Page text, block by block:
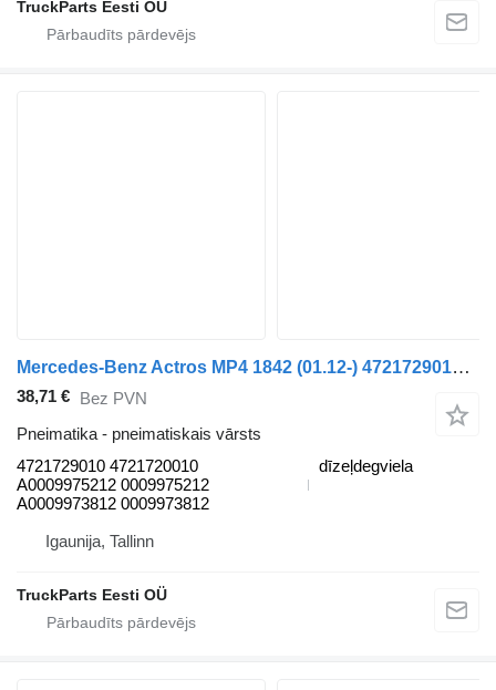
TruckParts Eesti OÜ
Mercedes-Benz Actros MP4 1842 (01.12-) 4721729010 pneimatiskais vārsts paredzēts Mercedes-Benz Actros MP4 Antos Arocs (2012-) vilcēja
38,71 € Bez PVN
Pneimatika - pneimatiskais vārsts
4721729010 4721720010
A0009975212 0009975212
A0009973812 0009973812
dīzeļdegviela
Igaunija, Tallinn
TruckParts Eesti OÜ